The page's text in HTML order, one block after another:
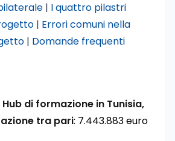
| I quattro pilastri
| Errori comuni nella
| Domande frequenti
Hub di formazione in Tunisia,
tra pari: 7.443.883 euro